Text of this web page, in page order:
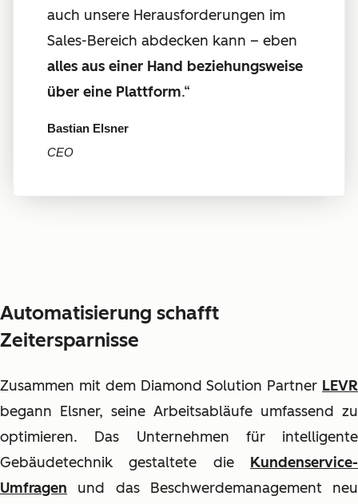
auch unsere Herausforderungen im
Sales-Bereich abdecken kann – eben
alles aus einer Hand beziehungsweise
über eine Plattform.“
Bastian Elsner
CEO
Automatisierung schafft
Zeitersparnisse
Zusammen mit dem Diamond Solution Partner LEVR
begann Elsner, seine Arbeitsabläufe umfassend zu
optimieren. Das Unternehmen für intelligente
Gebäudetechnik gestaltete die Kundenservice-
Umfragen und das Beschwerdemanagement neu